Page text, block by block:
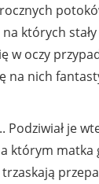
których
w oczy
na nich
Podziwiał je
którym matka
trzaskają